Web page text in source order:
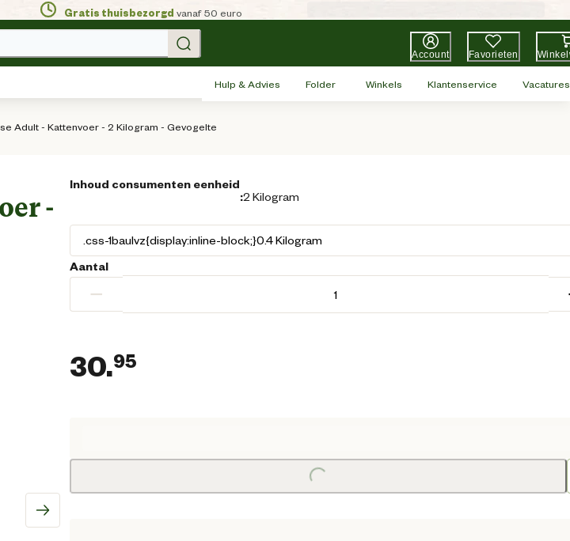
Gratis thuisbezorgd vanaf 50 euro
Account Favorieten
Hulp & Advies Folder Winkels Klantenservice Vacatures
Adult - Kattenvoer - 2 Kilogram - Gevogelte
-
Inhoud consumenten eenheid
:2 Kilogram
Aantal
−
30.95
Loading...